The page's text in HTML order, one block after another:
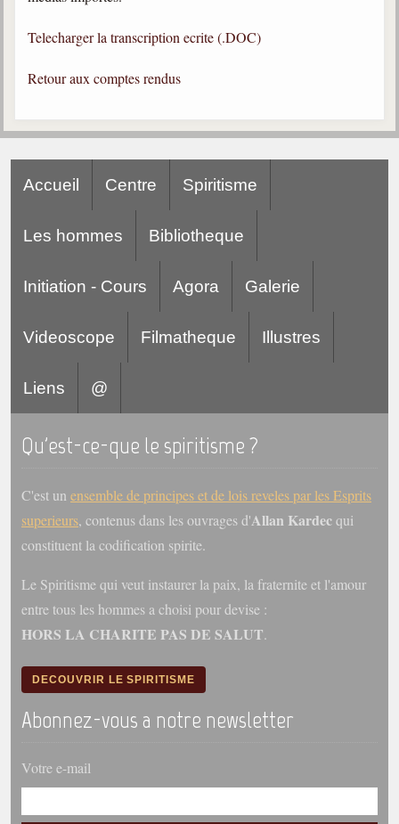
Gabriel Delanne
Bibliothèque spirite
Documents
Bulletins "Le Spiritisme"
Journal trimestriel
Newsletters
trimestrielles
Citations
Maximes
séance d'aide spirituelle
Powerpoints
Enseignement
Cours dispensés au Centre
Consultez les réponses
Telecharger la transcription ecrite (.DOC)
Retour aux comptes rendus
Accueil Centre Spiritisme
Les hommes Bibliotheque
Initiation - Cours Agora Galerie
Videoscope Filmatheque Illustres
Liens @
Qu'est-ce-que le spiritisme ?
C'est un ensemble de principes et de lois reveles par les Esprits
superieurs, contenus dans les ouvrages d'Allan Kardecqui
constituent la codification spirite.
Le Spiritisme qui veut instaurer la paix, la fraternite et l'amour
entre tous les hommes a choisi pour devise :
HORS LA CHARITE PAS DE SALUT.
DECOUVRIR LE SPIRITISME
Abonnez-vous a notre newsletter
Votre e-mail